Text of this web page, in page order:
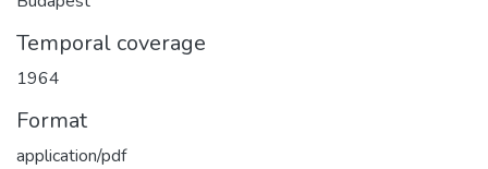
Temporal coverage
1964
Format
application/pdf